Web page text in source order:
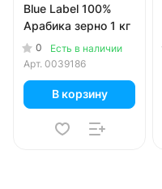
Blue Label 100%
Арабика зерно 1 кг
0
Есть в наличии
Арт. 0039186
В корзину